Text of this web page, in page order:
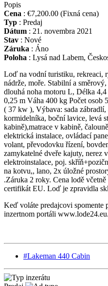
Popis
Cena : €7,200.00 (Fixná cena)
Typ : Predaj
Dátum : 21. novembra 2021
Stav : Nové
Záruka : Áno
Poloha : Lysá nad Labem,
Loď na vodní turistiku, rekreaci,
nádrže, moře. Stabilní a
dlouhá noha motoru L, Délka
0,25 m Váha 400 kg Počet
( 37 kw ), Výbava: sada zábradlí,
kormidelníka, boční lavice, levá
kabině),matrace v kabině,
elektrická instalace, ovládací
volant, převodovku řízení,
zamykatelné dveře kajuty, nerez
elektroinstalace, poj.
na kotvu,, lano, 2x úložné
.Záruka 2 roky. Cena lodě
certifikát EU. Loď je zpravidla
Keď voláte predajcovi spomente
inzertnom portáli www.lode24.eu.
#Lakeman 440 Cabin